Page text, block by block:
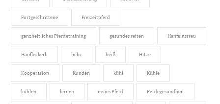
Fortgeschrittene Freizeitpferd
ganzheitliches Pferdetraining gesundes reiten Hanfeinstreu
Hanfleckerli hchc heiß Hitze
Kooperation Kunden kühl Kühle
kühlen lernen neues Pferd Perdegesundheit